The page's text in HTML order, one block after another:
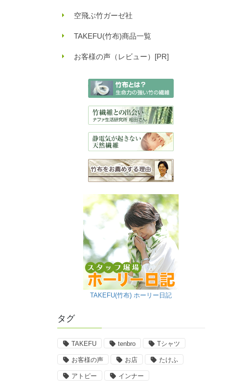
空飛ぶ竹ガーゼ社
TAKEFU(竹布)商品一覧
お客様の声（レビュー）[PR]
TAKEFU(竹布) ホーリー日記
タグ
TAKEFU tenbro Tシャツ
お客様の声 お店 たけふ
アトピー インナー